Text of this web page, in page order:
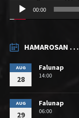
00:00
HAMAROSAN . . .
AUG
28
Falunap
14:00
AUG
29
Falunap
06:00